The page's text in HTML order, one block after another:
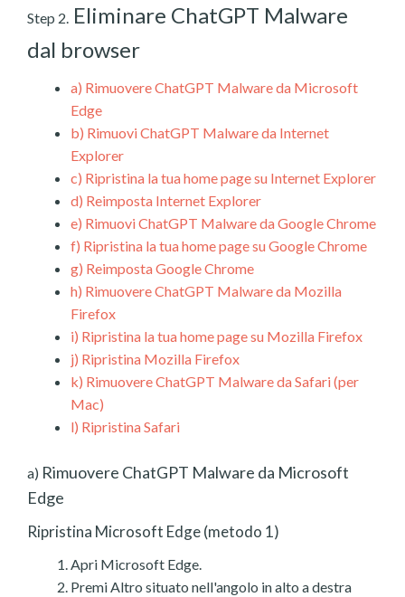
Step 2. Eliminare ChatGPT Malware
dal browser
a) Rimuovere ChatGPT Malware da Microsoft
Edge
b) Rimuovi ChatGPT Malware da Internet
Explorer
c) Ripristina la tua home page su Internet Explorer
d) Reimposta Internet Explorer
e) Rimuovi ChatGPT Malware da Google Chrome
f) Ripristina la tua home page su Google Chrome
g) Reimposta Google Chrome
h) Rimuovere ChatGPT Malware da Mozilla
Firefox
i) Ripristina la tua home page su Mozilla Firefox
j) Ripristina Mozilla Firefox
k) Rimuovere ChatGPT Malware da Safari (per
Mac)
l) Ripristina Safari
a) Rimuovere ChatGPT Malware da Microsoft
Edge
Ripristina Microsoft Edge (metodo 1)
Apri Microsoft Edge.
Premi Altro situato nell'angolo in alto a destra